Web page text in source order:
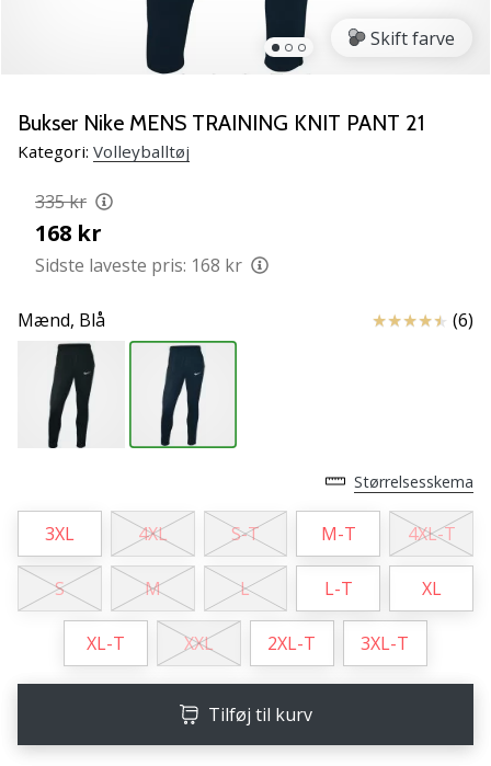
Weplayvolleyball
du
den
hobby
som
os?
Så
os
løbe
sammen.
11. 8. 2022
Weplayvolleyball
affiliate
program
Har
egen
administrerer
Skift farve
Bukser Nike MENS TRAINING KNIT PANT 21
Kategori: Volleyballtøj
335 kr
168 kr
Sidste laveste pris: 168 kr
Mænd, Blå Anmeldelser
(6)
Størrelsesskema
3XL 4XL S-T M-T 4XL-T
S M L L-T XL
XL-T XXL 2XL-T 3XL-T
Tilføj til kurv